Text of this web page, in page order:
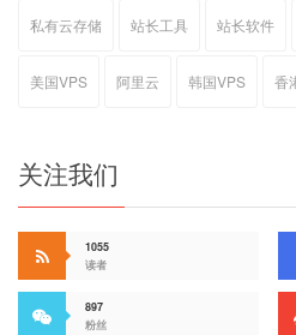
私有云存储 站长工具 站长软件
美国VPS 阿里云 韩国VPS 香
关注我们
1055
读者
897
粉丝